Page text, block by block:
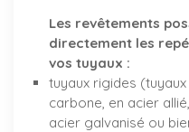
Les revêtements
directement les
vos tuyaux :
tuyaux rigides
carbone, en acier
acier galvanisé ou